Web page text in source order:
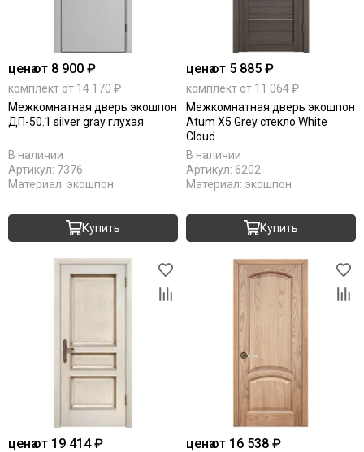
ценаот 8 900 ₽
комплект от 14 170 ₽
Межкомнатная дверь экошпон
ДП-50.1 silver gray глухая
В наличии
Артикул: 7376
Материал: экошпон
Купить
ценаот 5 885 ₽
комплект от 11 064 ₽
Межкомнатная дверь экошпон
Atum X5 Grey стекло White
Cloud
В наличии
Артикул: 6202
Материал: экошпон
Купить
ценаот 19 414 ₽ ценаот 16 538 ₽